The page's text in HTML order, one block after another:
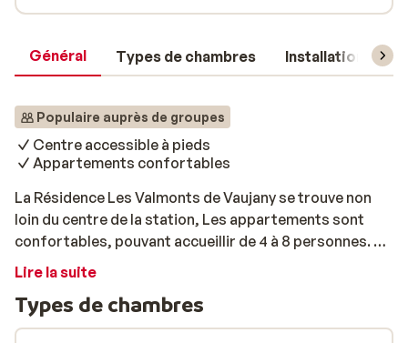
Général Types de chambres Installations
Populaire auprès de groupes
Centre accessible à pieds
Appartements confortables
La Résidence Les Valmonts de Vaujany se trouve non
loin du centre de la station, Les appartements sont
confortables, pouvant accueillir de 4 à 8 personnes. De
votre logement vous profiterez d’une magnifique vue
les activités du centre afin de vous détendre après une
journée sur les pistes.
Lire la suite
Types de chambres